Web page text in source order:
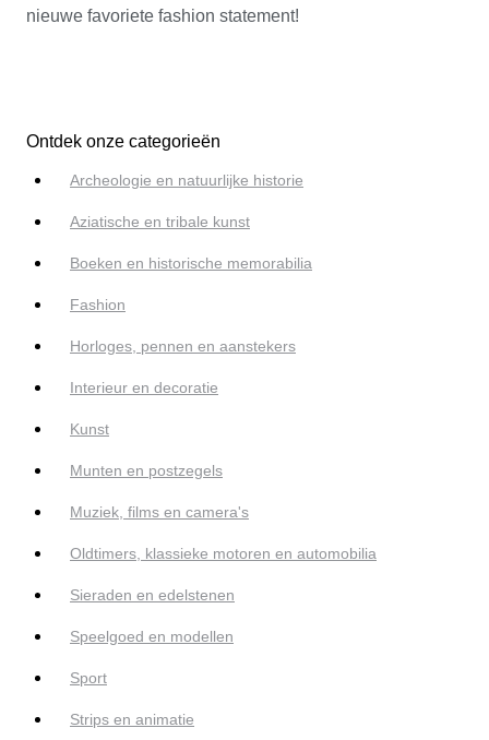
nieuwe favoriete fashion statement!
Ontdek onze categorieën
Archeologie en natuurlijke historie
Aziatische en tribale kunst
Boeken en historische memorabilia
Fashion
Horloges, pennen en aanstekers
Interieur en decoratie
Kunst
Munten en postzegels
Muziek, films en camera's
Oldtimers, klassieke motoren en automobilia
Sieraden en edelstenen
Speelgoed en modellen
Sport
Strips en animatie